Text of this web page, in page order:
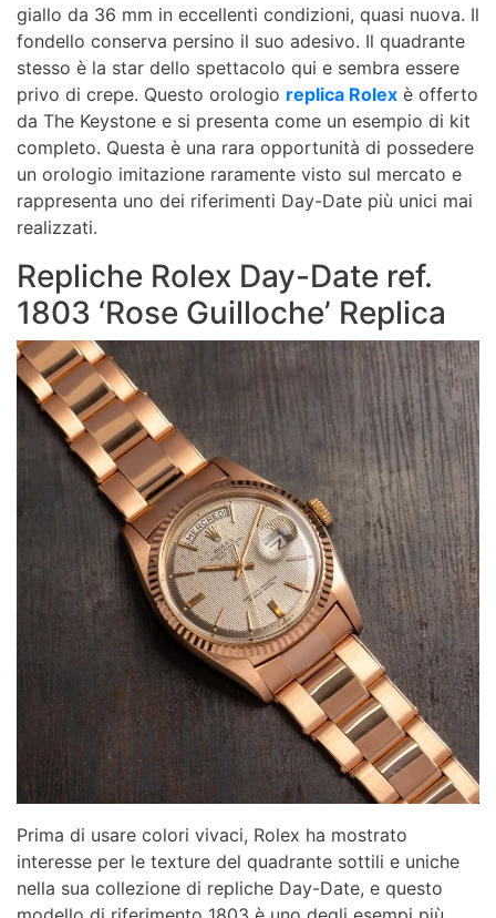
giallo da 36 mm in eccellenti condizioni, quasi nuova. Il
fondello conserva persino il suo adesivo. Il quadrante
stesso è la star dello spettacolo qui e sembra essere
privo di crepe. Questo orologio replica Rolex è offerto
da The Keystone e si presenta come un esempio di kit
completo. Questa è una rara opportunità di possedere
un orologio imitazione raramente visto sul mercato e
rappresenta uno dei riferimenti Day-Date più unici mai
realizzati.
Repliche Rolex Day-Date ref.
1803 ‘Rose Guilloche’ Replica
Prima di usare colori vivaci, Rolex ha mostrato
interesse per le texture del quadrante sottili e uniche
nella sua collezione di repliche Day-Date, e questo